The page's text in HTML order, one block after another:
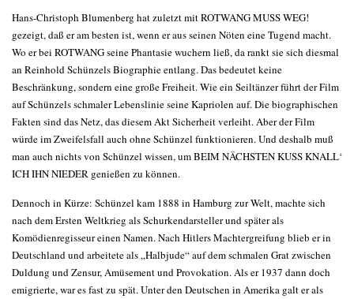
Hans-Christoph Blumenberg hat zuletzt mit ROTWANG MUSS WEG!
gezeigt, daß er am besten ist, wenn er aus seinen Nöten eine Tugend macht.
Wo er bei ROTWANG seine Phantasie wuchern ließ, da rankt sie sich diesmal
an Reinhold Schünzels Biographie entlang. Das bedeutet keine
Beschränkung, sondern eine große Freiheit. Wie ein Seiltänzer führt der Film
auf Schünzels schmaler Lebenslinie seine Kapriolen auf. Die biographischen
Fakten sind das Netz, das diesem Akt Sicherheit verleiht. Aber der Film
würde im Zweifelsfall auch ohne Schünzel funktionieren. Und deshalb muß
man auch nichts von Schünzel wissen, um BEIM NÄCHSTEN KUSS KNALL‘
ICH IHN NIEDER genießen zu können.
Dennoch in Kürze: Schünzel kam 1888 in Hamburg zur Welt, machte sich
nach dem Ersten Weltkrieg als Schurkendarsteller und später als
Komödienregisseur einen Namen. Nach Hitlers Machtergreifung blieb er in
Deutschland und arbeitete als „Halbjude“ auf dem schmalen Grat zwischen
Duldung und Zensur, Amüsement und Provokation. Als er 1937 dann doch
emigrierte, war es fast zu spät. Unter den Deutschen in Amerika galt er als